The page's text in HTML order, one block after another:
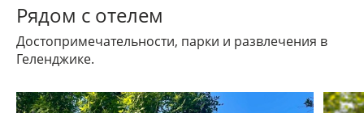
Рядом с отелем
Достопримечательности, парки и развлечения в
Геленджике.